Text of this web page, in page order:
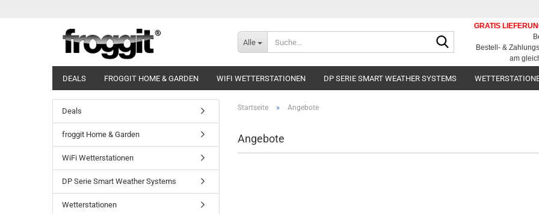
Alle
GRATIS
Bestell- &
am
DEALS FROGGIT HOME & GARDEN WIFI WETTERSTATIONEN DP SERIE SMART WEATHER SYSTEMS
Startseite » Angebote
Angebote
Deals
froggit Home & Garden
WiFi Wetterstationen
DP Serie Smart Weather Systems
Wetterstationen